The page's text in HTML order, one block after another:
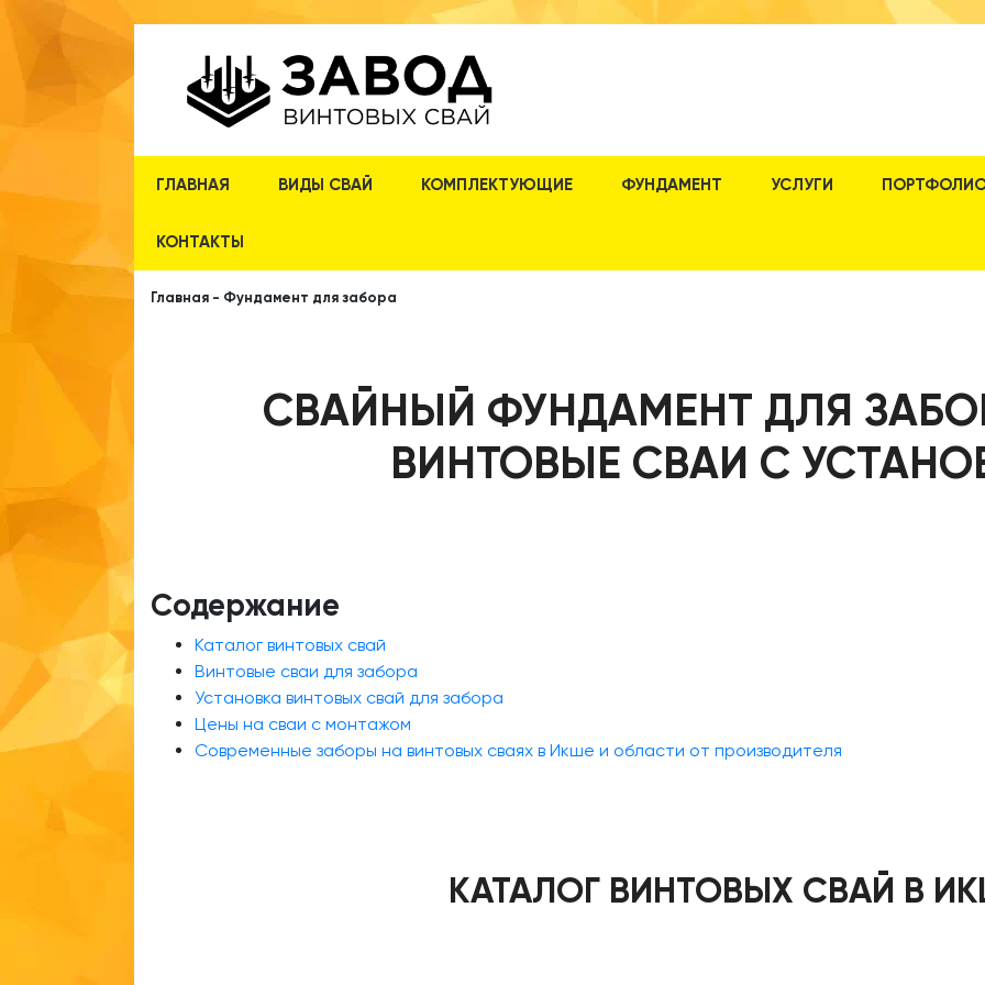
ГЛАВНАЯ ВИДЫ СВАЙ КОМПЛЕКТУЮЩИЕ ФУНДАМЕНТ УСЛУГИ
КОНТАКТЫ
Главная - Фундамент для забора
СВАЙНЫЙ ФУНДАМЕНТ ДЛЯ
ВИНТОВЫЕ СВАИ С
Содержание
Каталог винтовых свай
Винтовые сваи для забора
Установка винтовых свай для забора
Цены на сваи с монтажом
Современные заборы на винтовых сваях в Икше и области от производителя
КАТАЛОГ ВИНТОВЫХ СВАЙ В